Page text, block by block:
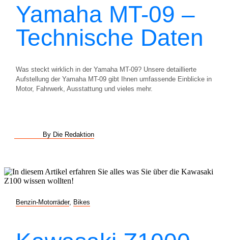
Yamaha MT-09 –
Technische Daten
Was steckt wirklich in der Yamaha MT-09? Unsere detaillierte
Aufstellung der Yamaha MT-09 gibt Ihnen umfassende Einblicke in
Motor, Fahrwerk, Ausstattung und vieles mehr.
By Die Redaktion
Benzin-Motorräder, Bikes